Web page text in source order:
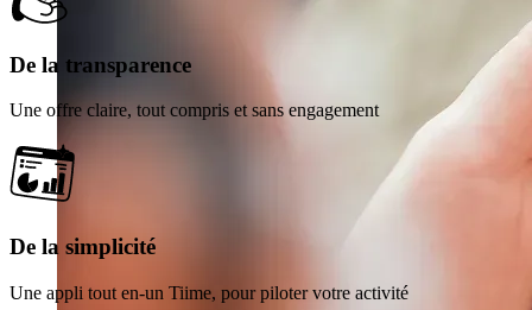
De la transparence
Une offre claire, tout compris et sans engagement
De la simplicité
Une appli tout en-un Tiime, pour piloter votre activité